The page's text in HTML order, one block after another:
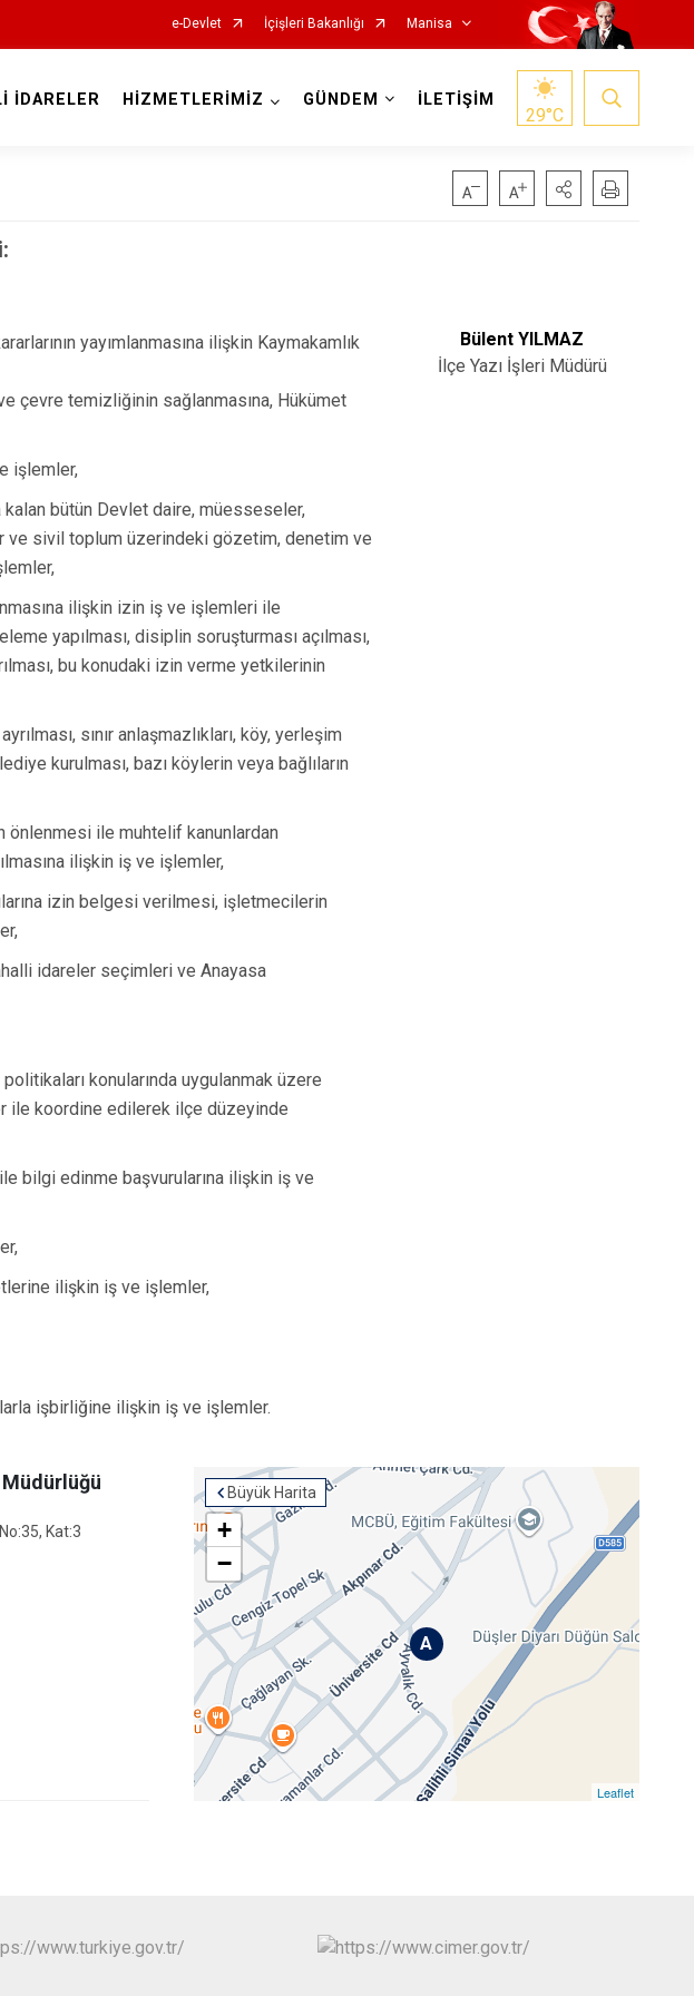
e-Devlet İçişleri Bakanlığı Manisa
Akhisar
Alaşehir
Gördes
Kırkağaç
Kula
Sarıgöl
Şehzadeler
İDARELER HİZMETLERİMİZ GÜNDEM İLETİŞİM
29°C
yayımlanmasına ilişkin Kaymakamlık
ve çevre temizliğinin sağlanmasına, Hükümet
işlemler,
kalan bütün Devlet daire, müesseseler,
sivil toplum üzerindeki gözetim, denetim ve
ilişkin izin iş ve işlemleri ile
yapılması, disiplin soruşturması açılması,
bu konudaki izin verme yetkilerinin
sınır anlaşmazlıkları, köy, yerleşim
kurulması, bazı köylerin veya bağlıların
önlenmesi ile muhtelif kanunlardan
ilişkin iş ve işlemler,
izin belgesi verilmesi, işletmecilerin
idareler seçimleri ve Anayasa
konularında uygulanmak üzere
ile koordine edilerek ilçe düzeyinde
bilgi edinme başvurularına ilişkin iş ve
ilişkin iş ve işlemler,
işbirliğine ilişkin iş ve işlemler.
Bülent YILMAZ
İlçe Yazı İşleri Müdürü
Büyük Harita
A
+
−
Leaflet
Müdürlüğü
Kat:3